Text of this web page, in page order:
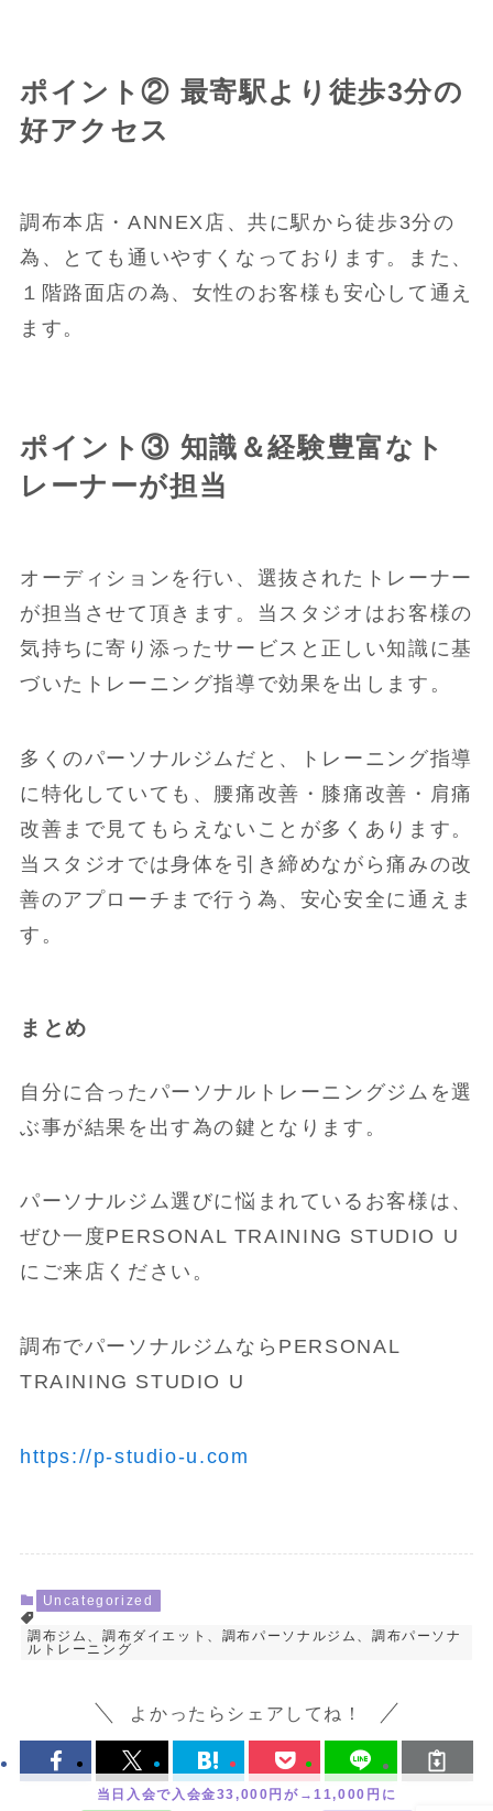
ポイント② 最寄駅より徒歩3分の
好アクセス
調布本店・ANNEX店、共に駅から徒歩3分の
為、とても通いやすくなっております。また、
１階路面店の為、女性のお客様も安心して通え
ます。
ポイント③ 知識＆経験豊富なト
レーナーが担当
オーディションを行い、選抜されたトレーナー
が担当させて頂きます。当スタジオはお客様の
気持ちに寄り添ったサービスと正しい知識に基
づいたトレーニング指導で効果を出します。
多くのパーソナルジムだと、トレーニング指導
に特化していても、腰痛改善・膝痛改善・肩痛
改善まで見てもらえないことが多くあります。
当スタジオでは身体を引き締めながら痛みの改
善のアプローチまで行う為、安心安全に通えま
す。
まとめ
自分に合ったパーソナルトレーニングジムを選
ぶ事が結果を出す為の鍵となります。
パーソナルジム選びに悩まれているお客様は、
ぜひ一度PERSONAL TRAINING STUDIO U
にご来店ください。
調布でパーソナルジムならPERSONAL
TRAINING STUDIO U
https://p-studio-u.com
Uncategorized
調布ジム、調布ダイエット、調布パーソナルジム、調布パーソナ
ルトレーニング
よかったらシェアしてね！
当日入会で入会金33,000円が→11,000円に